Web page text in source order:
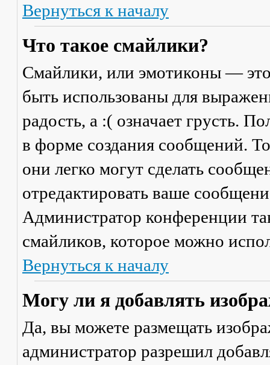
Вернуться к началу
Что такое смайлики?
Смайлики, или эмотиконы —
быть использованы для
радость, а :( означает грусть.
в форме создания сообщений.
они легко могут сделать
отредактировать ваше
Администратор конференции
смайликов, которое можно
Вернуться к началу
Могу ли я добавлять
Да, вы можете размещать
администратор разрешил